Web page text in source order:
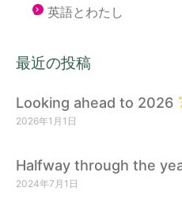
英語とわたし
最近の投稿
Looking ahead to 2026
2026年1月1日
Halfway through the
2024年7月1日